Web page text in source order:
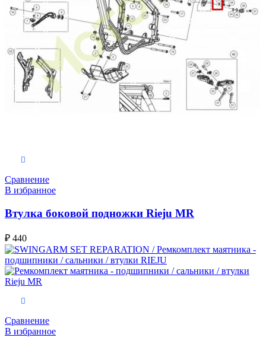
Сравнение
В избранное
Втулка боковой подножки Rieju MR
₽ 440
Сравнение
В избранное